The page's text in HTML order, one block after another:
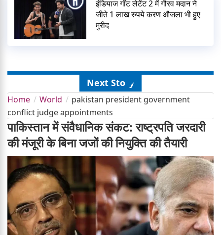
इंडियाज गॉट लेटेंट 2 में गौरव मदान ने
जीते 1 लाख रुपये करण औजला भी हुए
मुरीद
Next Story
Home World
pakistan president government
conflict judge appointments
पाकिस्तान में संवैधानिक संकट: राष्ट्रपति जरदारी
की मंजूरी के बिना जजों की नियुक्ति की तैयारी